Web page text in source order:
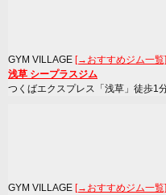
GYM VILLAGE [→おすすめジム一覧]
浅草 シープラスジム
つくばエクスプレス「浅草」徒歩1
GYM VILLAGE [→おすすめジム一覧]